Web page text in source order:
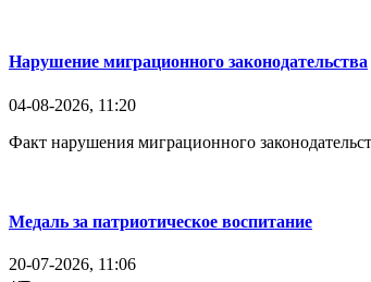
Нарушение миграционного законодательства
04-08-2026, 11:20
Факт нарушения миграционного
Медаль за патриотическое воспитание
20-07-2026, 11:06